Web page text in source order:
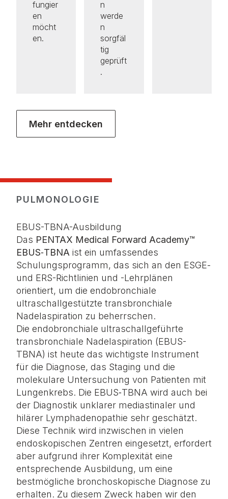
fungier
en
möcht
en.
n
werde
n
sorgfäl
tig
geprüft
.
Mehr entdecken
PULMONOLOGIE
EBUS-TBNA-Ausbildung
Das PENTAX Medical Forward Academy™
EBUS‑TBNA ist ein umfassendes
Schulungsprogramm, das sich an den ESGE-
und ERS-Richtlinien und -Lehrplänen
orientiert, um die endobronchiale
ultraschallgestützte transbronchiale
Nadelaspiration zu beherrschen.
Die endobronchiale ultraschallgeführte
transbronchiale Nadelaspiration (EBUS-
TBNA) ist heute das wichtigste Instrument
für die Diagnose, das Staging und die
molekulare Untersuchung von Patienten mit
Lungenkrebs. Die EBUS‑TBNA wird auch bei
der Diagnostik unklarer mediastinaler und
hilärer Lymphadenopathie sehr geschätzt.
Diese Technik wird inzwischen in vielen
endoskopischen Zentren eingesetzt, erfordert
aber aufgrund ihrer Komplexität eine
entsprechende Ausbildung, um eine
bestmögliche bronchoskopische Diagnose zu
erhalten. Zu diesem Zweck haben wir den